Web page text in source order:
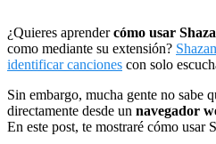
¿Quieres aprendercómo usar
como mediante su extensión?
identificar canciones con solo
Sin embargo, mucha gente no sabe
directamente desde un navegador
En este post, te mostraré cómo usar